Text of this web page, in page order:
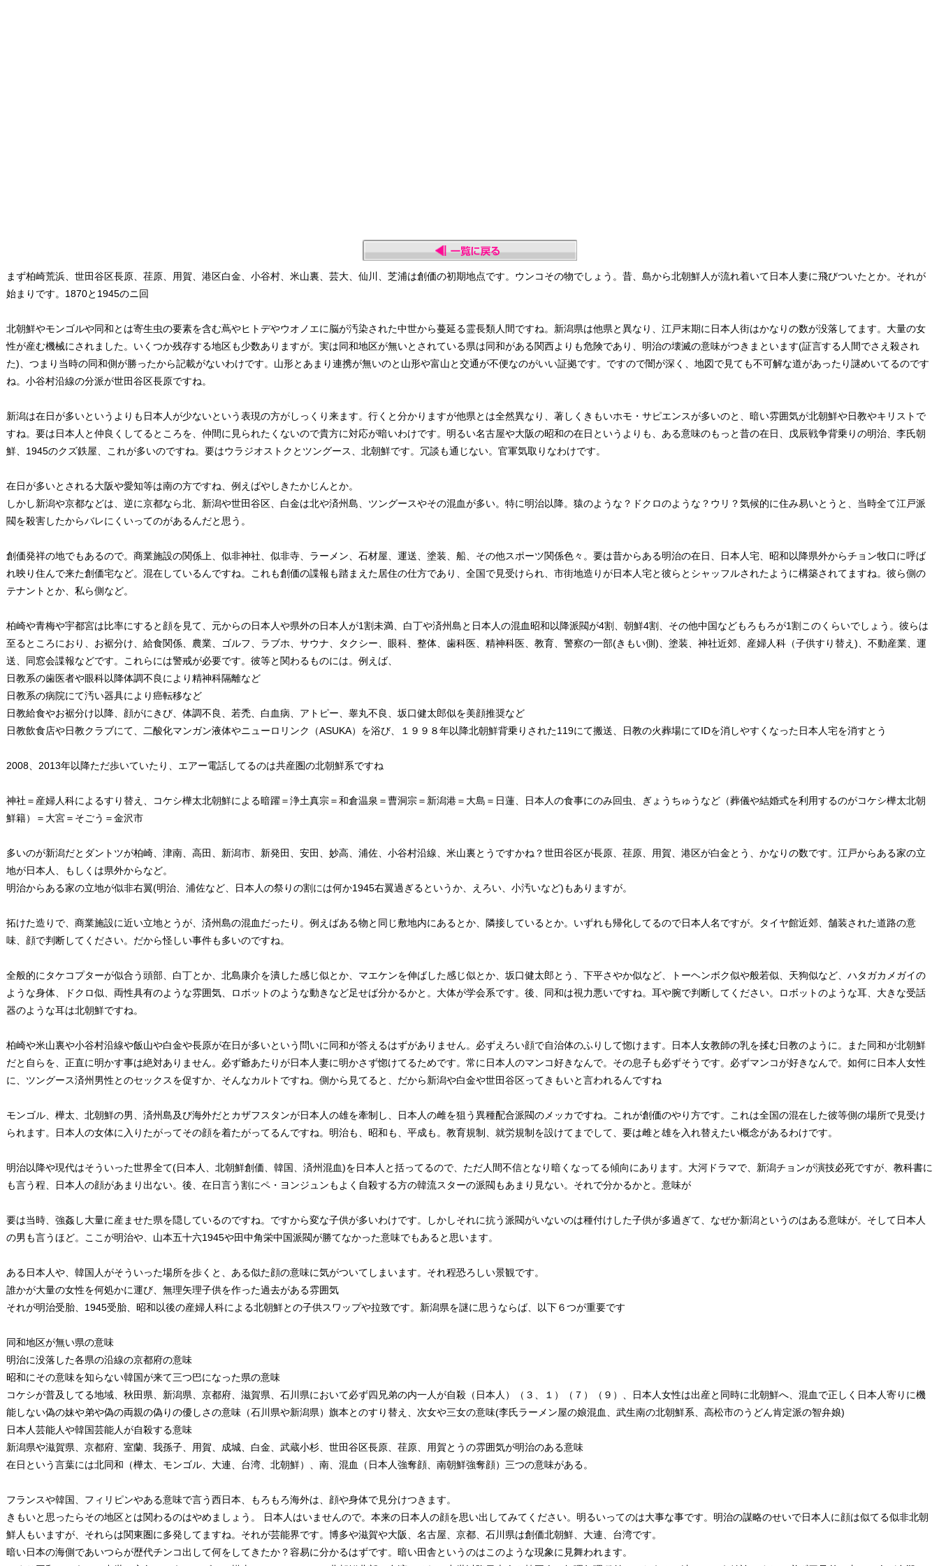
まず柏崎荒浜、世田谷区長原、荏原、用賀、港区白金、小谷村、米山裏、芸大、仙川、芝浦は創価の初期地点です。ウンコその物でしょう。昔、島から北朝鮮人が流れ着いて日本人妻に飛びついたとか。それが
始まりです。1870と1945のニ回
北朝鮮やモンゴルや同和とは寄生虫の要素を含む蔦やヒトデやウオノエに脳が汚染された中世から蔓延る霊長類人間ですね。新潟県は他県と異なり、江戸末期に日本人街はかなりの数が没落してます。大量の女
性が産む機械にされました。いくつか残存する地区も少数ありますが。実は同和地区が無いとされている県は同和がある関西よりも危険であり、明治の壊滅の意味がつきまといます(証言する人間でさえ殺され
た)、つまり当時の同和側が勝ったから記載がないわけです。山形とあまり連携が無いのと山形や富山と交通が不便なのがいい証拠です。ですので闇が深く、地図で見ても不可解な道があったり謎めいてるのです
ね。小谷村沿線の分派が世田谷区長原ですね。
新潟は在日が多いというよりも日本人が少ないという表現の方がしっくり来ます。行くと分かりますが他県とは全然異なり、著しくきもいホモ・サピエンスが多いのと、暗い雰囲気が北朝鮮や日教やキリストで
すね。要は日本人と仲良くしてるところを、仲間に見られたくないので貴方に対応が暗いわけです。明るい名古屋や大阪の昭和の在日というよりも、ある意味のもっと昔の在日、戊辰戦争背乗りの明治、李氏朝
鮮、1945のクズ鉄屋、これが多いのですね。要はウラジオストクとツングース、北朝鮮です。冗談も通じない。官軍気取りなわけです。
在日が多いとされる大阪や愛知等は南の方ですね、例えばやしきたかじんとか。
しかし新潟や京都などは、逆に京都なら北、新潟や世田谷区、白金は北や済州島、ツングースやその混血が多い。特に明治以降。猿のような？ドクロのような？ウリ？気候的に住み易いとうと、当時全て江戸派
閥を殺害したからバレにくいってのがあるんだと思う。
創価発祥の地でもあるので。商業施設の関係上、似非神社、似非寺、ラーメン、石材屋、運送、塗装、船、その他スポーツ関係色々。要は昔からある明治の在日、日本人宅、昭和以降県外からチョン牧口に呼ば
れ映り住んで来た創価宅など。混在しているんですね。これも創価の諜報も踏まえた居住の仕方であり、全国で見受けられ、市街地造りが日本人宅と彼らとシャッフルされたように構築されてますね。彼ら側の
テナントとか、私ら側など。
柏崎や青梅や宇都宮は比率にすると顔を見て、元からの日本人や県外の日本人が1割未満、白丁や済州島と日本人の混血昭和以降派閥が4割、朝鮮4割、その他中国などもろもろが1割このくらいでしょう。彼らは
至るところにおり、お裾分け、給食関係、農業、ゴルフ、ラブホ、サウナ、タクシー、眼科、整体、歯科医、精神科医、教育、警察の一部(きもい側)、塗装、神社近郊、産婦人科（子供すり替え)、不動産業、運
送、同窓会諜報などです。これらには警戒が必要です。彼等と関わるものには。例えば、
日教系の歯医者や眼科以降体調不良により精神科隔離など
日教系の病院にて汚い器具により癌転移など
日教給食やお裾分け以降、顔がにきび、体調不良、若禿、白血病、アトピー、睾丸不良、坂口健太郎似を美顔推奨など
日教飲食店や日教クラブにて、二酸化マンガン液体やニューロリンク（ASUKA）を浴び、１９９８年以降北朝鮮背乗りされた119にて搬送、日教の火葬場にてIDを消しやすくなった日本人宅を消すとう
2008、2013年以降ただ歩いていたり、エアー電話してるのは共産圏の北朝鮮系ですね
神社＝産婦人科によるすり替え、コケシ樺太北朝鮮による暗躍＝浄土真宗＝和倉温泉＝曹洞宗＝新潟港＝大島＝日蓮、日本人の食事にのみ回虫、ぎょうちゅうなど（葬儀や結婚式を利用するのがコケシ樺太北朝
鮮籍）＝大宮＝そごう＝金沢市
多いのが新潟だとダントツが柏崎、津南、高田、新潟市、新発田、安田、妙高、浦佐、小谷村沿線、米山裏とうですかね？世田谷区が長原、荏原、用賀、港区が白金とう、かなりの数です。江戸からある家の立
地が日本人、もしくは県外からなど。
明治からある家の立地が似非右翼(明治、浦佐など、日本人の祭りの割には何か1945右翼過ぎるというか、えろい、小汚いなど)もありますが。
拓けた造りで、商業施設に近い立地とうが、済州島の混血だったり。例えばある物と同じ敷地内にあるとか、隣接しているとか。いずれも帰化してるので日本人名ですが。タイヤ館近郊、舗装された道路の意
味、顔で判断してください。だから怪しい事件も多いのですね。
全般的にタケコプターが似合う頭部、白丁とか、北島康介を潰した感じ似とか、マエケンを伸ばした感じ似とか、坂口健太郎とう、下平さやか似など、トーヘンボク似や般若似、天狗似など、ハタガカメガイの
ような身体、ドクロ似、両性具有のような雰囲気、ロボットのような動きなど足せば分かるかと。大体が学会系です。後、同和は視力悪いですね。耳や腕で判断してください。ロボットのような耳、大きな受話
器のような耳は北朝鮮ですね。
柏崎や米山裏や小谷村沿線や飯山や白金や長原が在日が多いという問いに同和が答えるはずがありません。必ずえろい顔で自治体のふりして惚けます。日本人女教師の乳を揉む日教のように。また同和が北朝鮮
だと自らを、正直に明かす事は絶対ありません。必ず爺あたりが日本人妻に明かさず惚けてるためです。常に日本人のマンコ好きなんで。その息子も必ずそうです。必ずマンコが好きなんで。如何に日本人女性
に、ツングース済州男性とのセックスを促すか、そんなカルトですね。側から見てると、だから新潟や白金や世田谷区ってきもいと言われるんですね
モンゴル、樺太、北朝鮮の男、済州島及び海外だとカザフスタンが日本人の雄を牽制し、日本人の雌を狙う異種配合派閥のメッカですね。これが創価のやり方です。これは全国の混在した彼等側の場所で見受け
られます。日本人の女体に入りたがってその顔を着たがってるんですね。明治も、昭和も、平成も。教育規制、就労規制を設けてまでして、要は雌と雄を入れ替えたい概念があるわけです。
明治以降や現代はそういった世界全て(日本人、北朝鮮創価、韓国、済州混血)を日本人と括ってるので、ただ人間不信となり暗くなってる傾向にあります。大河ドラマで、新潟チョンが演技必死ですが、教科書に
も言う程、日本人の顔があまり出ない。後、在日言う割にペ・ヨンジュンもよく自殺する方の韓流スターの派閥もあまり見ない。それで分かるかと。意味が
要は当時、強姦し大量に産ませた県を隠しているのですね。ですから変な子供が多いわけです。しかしそれに抗う派閥がいないのは種付けした子供が多過ぎて、なぜか新潟というのはある意味が。そして日本人
の男も言うほど。ここが明治や、山本五十六1945や田中角栄中国派閥が勝てなかった意味でもあると思います。
ある日本人や、韓国人がそういった場所を歩くと、ある似た顔の意味に気がついてしまいます。それ程恐ろしい景観です。
誰かが大量の女性を何処かに運び、無理矢理子供を作った過去がある雰囲気
それが明治受胎、1945受胎、昭和以後の産婦人科による北朝鮮との子供スワップや拉致です。新潟県を謎に思うならば、以下６つが重要です
同和地区が無い県の意味
明治に没落した各県の沿線の京都府の意味
昭和にその意味を知らない韓国が来て三つ巴になった県の意味
コケシが普及してる地域、秋田県、新潟県、京都府、滋賀県、石川県において必ず四兄弟の内一人が自殺（日本人）（３、１）（７）（９）、日本人女性は出産と同時に北朝鮮へ、混血で正しく日本人寄りに機
能しない偽の妹や弟や偽の両親の偽りの優しさの意味（石川県や新潟県）旗本とのすり替え、次女や三女の意味(李氏ラーメン屋の娘混血、武生南の北朝鮮系、高松市のうどん肯定派の智弁娘)
日本人芸能人や韓国芸能人が自殺する意味
新潟県や滋賀県、京都府、室蘭、我孫子、用賀、成城、白金、武蔵小杉、世田谷区長原、荏原、用賀とうの雰囲気が明治のある意味
在日という言葉には北同和（樺太、モンゴル、大連、台湾、北朝鮮）、南、混血（日本人強奪顔、南朝鮮強奪顔）三つの意味がある。
フランスや韓国、フィリピンやある意味で言う西日本、もろもろ海外は、顔や身体で見分けつきます。
きもいと思ったらその地区とは関わるのはやめましょう。 日本人はいませんので。本来の日本人の顔を思い出してみてください。明るいってのは大事な事です。明治の謀略のせいで日本人に顔は似てる似非北朝
鮮人もいますが、それらは関東圏に多発してますね。それが芸能界です。博多や滋賀や大阪、名古屋、京都、石川県は創価北朝鮮、大連、台湾です。
暗い日本の海側であいつらが歴代チンコ出して何をしてきたか？容易に分かるはずです。暗い田舎というのはこのような現象に見舞われます。